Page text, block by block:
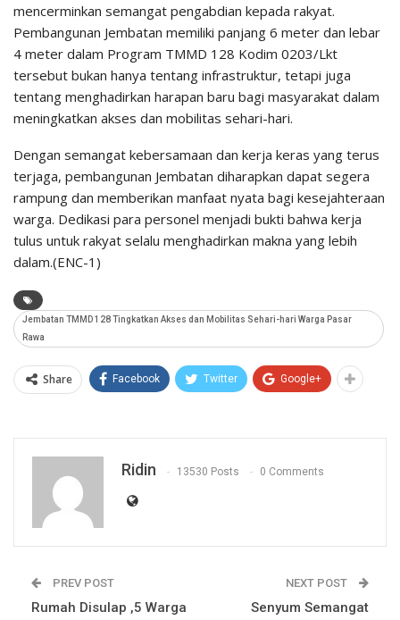
mencerminkan semangat pengabdian kepada rakyat.
Pembangunan Jembatan memiliki panjang 6 meter dan lebar
4 meter dalam Program TMMD 128 Kodim 0203/Lkt
tersebut bukan hanya tentang infrastruktur, tetapi juga
tentang menghadirkan harapan baru bagi masyarakat dalam
meningkatkan akses dan mobilitas sehari-hari.
Dengan semangat kebersamaan dan kerja keras yang terus
terjaga, pembangunan Jembatan diharapkan dapat segera
rampung dan memberikan manfaat nyata bagi kesejahteraan
warga. Dedikasi para personel menjadi bukti bahwa kerja
tulus untuk rakyat selalu menghadirkan makna yang lebih
dalam.(ENC-1)
Jembatan TMMD 128 Tingkatkan Akses dan Mobilitas Sehari-hari Warga Pasar
Rawa
Share Facebook Twitter Google+
Ridin 13530 Posts 0 Comments
PREV POST
Rumah Disulap ,5 Warga
NEXT POST
Senyum Semangat